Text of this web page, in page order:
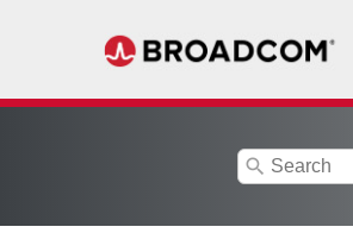
search